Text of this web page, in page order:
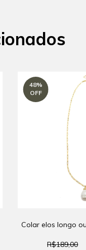
48%
OFF
Colar elos longo
R$189,00